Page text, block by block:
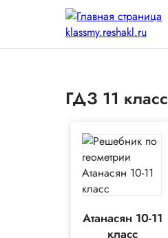
ГДЗ 11 класс
Атанасян 10-11
класс